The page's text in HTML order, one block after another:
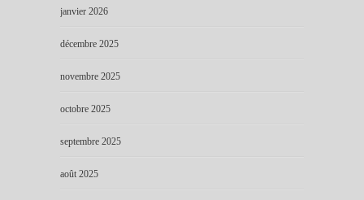
janvier 2026
décembre 2025
novembre 2025
octobre 2025
septembre 2025
août 2025